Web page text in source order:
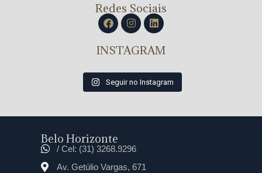
Redes Sociais
INSTAGRAM
Seguir no Instagram
Belo Horizonte
/ Cel: (31) 3268.9296
Av. Getúlio Vargas, 671